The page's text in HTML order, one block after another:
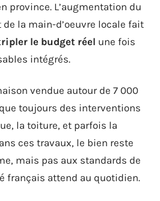
province. L’augmentation du
la main-d’oeuvre locale fait
le budget réel une fois
intégrés.
vendue autour de 7 000
toujours des interventions
la toiture, et parfois la
ces travaux, le bien reste
mais pas aux standards de
français attend au quotidien.